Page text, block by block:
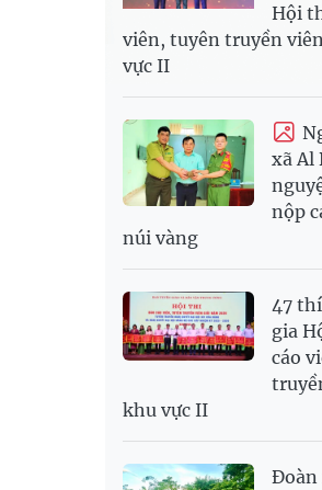
Hội
viên, tuyên truyền
vực II
xã Al
nộp
núi vàng
47
gia
cáo
khu vực II
Đoàn